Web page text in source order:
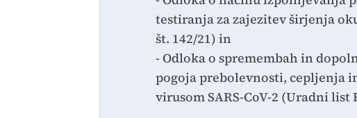
testiranja za zajezitev širjenja
št. 142/21) in
- Odloka o spremembah in
pogoja prebolevnosti, cepljenja
virusom SARS-CoV-2 (Uradni list